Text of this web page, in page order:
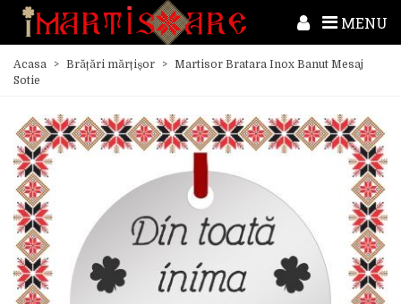
MENU
Acasa > Brățări mărțișor > Martisor Bratara Inox Banut Mesaj
Sotie